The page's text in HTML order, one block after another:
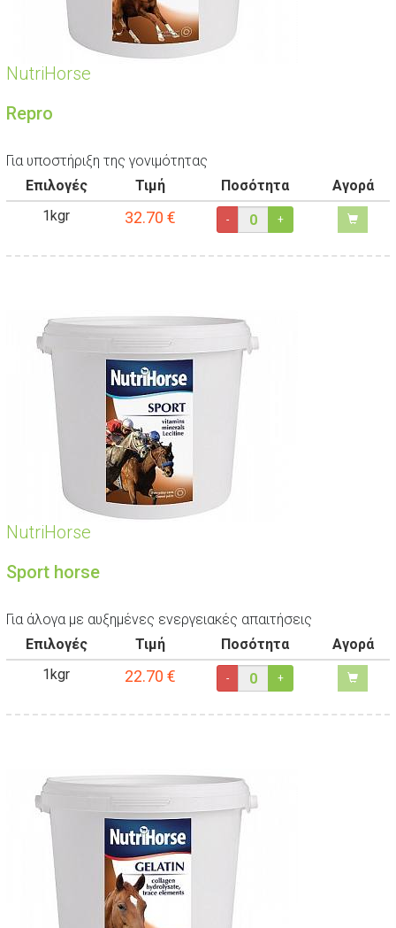
NutriHorse
Repro
Για υποστήριξη της γονιμότητας
Επιλογές
Τιμή Ποσότητα
Αγορά
1kgr
32.70 € - +
NutriHorse
Sport horse
Για άλογα με αυξημένες ενεργειακές απαιτήσεις
Επιλογές
Τιμή Ποσότητα
Αγορά
1kgr
22.70 € - +